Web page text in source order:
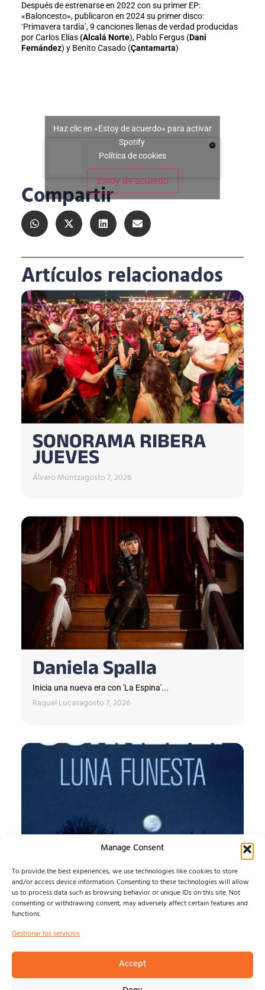
Manage Consent
To provide the best experiences, we use technologies like cookies to store
and/or access device information. Consenting to these technologies will allow
us to process data such as browsing behavior or unique IDs on this site. Not
consenting or withdrawing consent, may adversely affect certain features and
functions.
Gestionar los servicios
Accept
Después de estrenarse en 2022 con su primer EP:
«Baloncesto», publicaron en 2024 su primer disco:
‘Primavera tardía’, 9 canciones llenas de verdad producidas
por Carlos Elías(Alcalá Norte), Pablo Fergus (Dani
Fernández) y Benito Casado (Çantamarta)
Haz clic en «Estoy de acuerdo» para activar
Spotify
Política de cookies
Estoy de acuerdo
Compartir
Artículos relacionados
SONORAMA RIBERA
JUEVES
Álvaro Muntzagosto 7, 2026
Daniela Spalla
Inicia una nueva era con 'La Espina'...
Raquel Lucasagosto 7, 2026
LUNA FUNESTA
LUNA FUNESTA...
Felix Ramirezagosto 7, 2026
© NOSOLOINDE 2025 |POLÍTICA DE PRIVACIDAD Y